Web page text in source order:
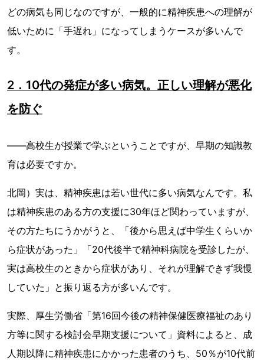
どの病気も同じなのですが、一般的に精神疾患への理解が
低いために「手遅れ」になってしまうケースが多いんで
す。
2．10代の発症が多い病気。正しい理解が悪化
を防ぐ
――高校生が授業で学ぶということですが、早期の知識教
育は必要ですか。
北岡）実は、精神疾患は若い世代に多い病気なんです。私
は精神疾患のある方の支援に30年ほど関わっていますが、
その方たちにうかがうと、「後から思えば中学生くらいか
ら症状があった」「20代後半で精神科病院を受診したが、
実は高校生のときから症状があり、それが理解できず我慢
していた」と振り返る方が多いんです。
実際、厚生労働省「第16回今後の精神保健医療福祉のあり
方等に関する検討会早期支援について」資料によると、成
人期以降に精神疾患にかかった患者のうち、50％が10代前